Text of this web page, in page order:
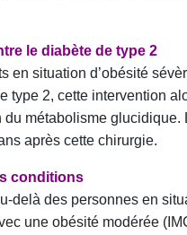
le diabète de type 2
en situation d’obésité
type 2, cette intervention
métabolisme
après cette chirurgie.
conditions
delà des personnes en
une obésité modérée